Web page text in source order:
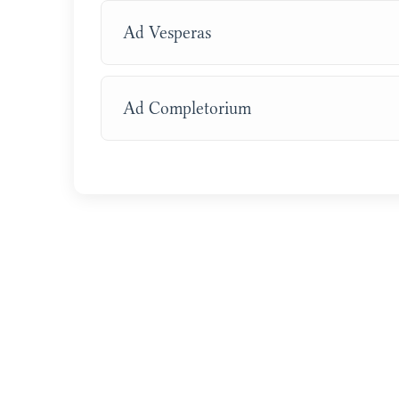
Ad Vesperas
Ad Completorium